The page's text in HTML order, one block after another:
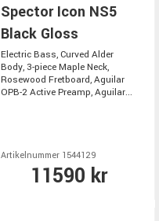
Spector Icon NS5
Black Gloss
Electric Bass, Curved Alder
Body, 3-piece Maple Neck,
Rosewood Fretboard, Aguilar
OPB-2 Active Preamp, Aguilar...
Artikelnummer 1544129
11590 kr